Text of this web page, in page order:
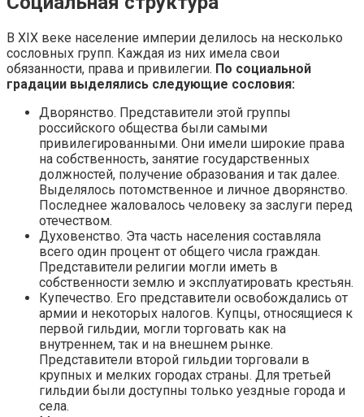
В XIX веке население империи делилось на несколько
сословных групп. Каждая из них имела свои
обязанности, права и привилегии. По социальной
градации выделялись следующие сословия:
Дворянство. Представители этой группы
российского общества были самыми
привилегированными. Они имели широкие права
на собственность, занятие государственных
должностей, получение образования и так далее.
Выделялось потомственное и личное дворянство.
Последнее жаловалось человеку за заслуги перед
отечеством.
Духовенство. Эта часть населения составляла
всего один процент от общего числа граждан.
Представители религии могли иметь в
собственности землю и эксплуатировать крестьян.
Купечество. Его представители освобождались от
армии и некоторых налогов. Купцы, относящиеся к
первой гильдии, могли торговать как на
внутреннем, так и на внешнем рынке.
Представители второй гильдии торговали в
крупных и мелких городах страны. Для третьей
гильдии были доступны только уездные города и
села.